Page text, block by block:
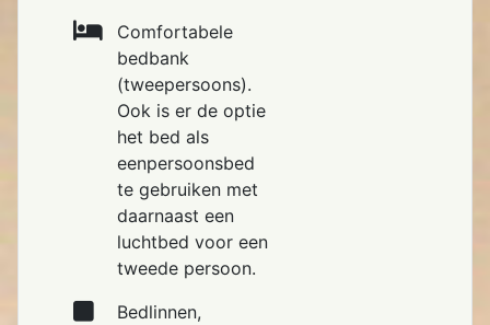
Comfortabele
bedbank
(tweepersoons).
Ook is er de optie
het bed als
eenpersoonsbed
te gebruiken met
daarnaast een
luchtbed voor een
tweede persoon.
Bedlinnen,